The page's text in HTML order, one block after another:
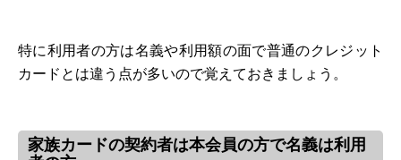
特に利用者の方は名義や利用額の面で普通のクレジット
カードとは違う点が多いので覚えておきましょう。
家族カードの契約者は本会員の方で名義は利用